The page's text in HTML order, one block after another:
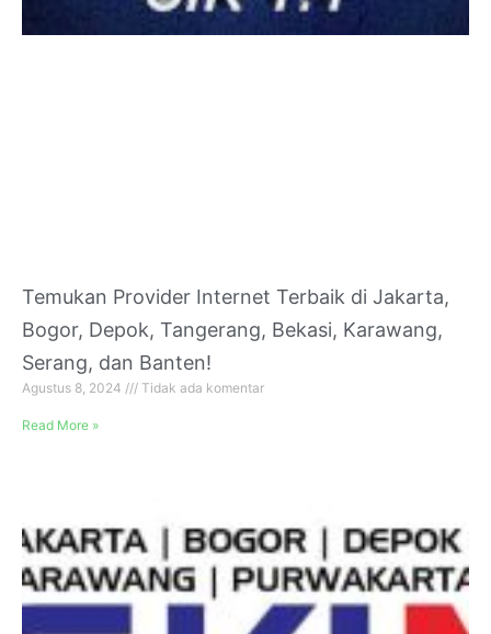
Temukan Provider Internet Terbaik di Jakarta,
Bogor, Depok, Tangerang, Bekasi, Karawang,
Serang, dan Banten!
Agustus 8, 2024 Tidak ada komentar
Read More »